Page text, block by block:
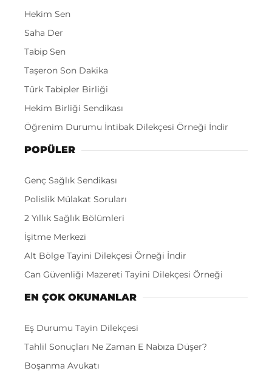
Hekim Sen
Saha Der
Tabip Sen
Taşeron Son Dakika
Türk Tabipler Birliği
Hekim Birliği Sendikası
Öğrenim Durumu İntibak Dilekçesi Örneği İndir
POPÜLER
Genç Sağlık Sendikası
Polislik Mülakat Soruları
2 Yıllık Sağlık Bölümleri
İşitme Merkezi
Alt Bölge Tayini Dilekçesi Örneği İndir
Can Güvenliği Mazereti Tayini Dilekçesi Örneği
EN ÇOK OKUNANLAR
Eş Durumu Tayin Dilekçesi
Tahlil Sonuçları Ne Zaman E Nabıza Düşer?
Boşanma Avukatı